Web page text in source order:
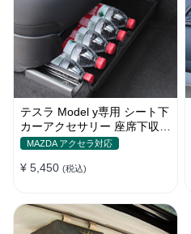
テスラ Model y専用 シート下
カーアクセサリー 座席下収納
ケース 収納スペース 取り付
MAZDA アクセラ対応
¥ 5,450 (税込)